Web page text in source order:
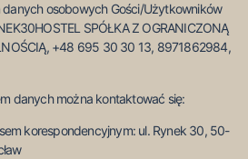
danych osobowych Gości/Użytkowników
SPÓŁKA Z OGRANICZONĄ
+48 695 30 30 13, 8971862984,
danych można kontaktować się:
korespondencyjnym: ul. Rynek 30, 50-